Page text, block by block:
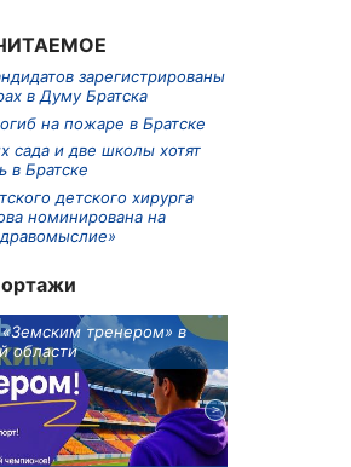
зарегистрированы
в Думу Братска
на пожаре в Братске
сада и две школы хотят
в Братске
детского хирурга
номинирована на
«Земским тренером» в
области